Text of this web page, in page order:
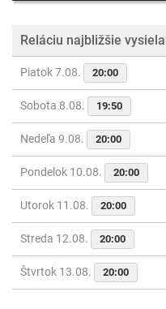
Reláciu najbližšie
Piatok 7.08. 20:00
Sobota 8.08. 19:50
Nedeľa 9.08. 20:00
Pondelok 10.08. 20:00
Utorok 11.08. 20:00
Streda 12.08. 20:00
Štvrtok 13.08. 20:00